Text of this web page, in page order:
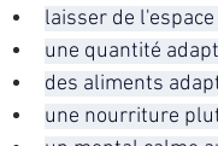
laisser de l'espace
une quantité
des aliments
une nourriture